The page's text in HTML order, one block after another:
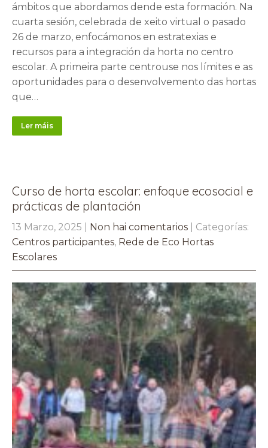
ámbitos que abordamos dende esta formación. Na
cuarta sesión, celebrada de xeito virtual o pasado
26 de marzo, enfocámonos en estratexias e
recursos para a integración da horta no centro
escolar. A primeira parte centrouse nos límites e as
oportunidades para o desenvolvemento das hortas
que…
Ler máis
Curso de horta escolar: enfoque ecosocial e
prácticas de plantación
13 Marzo, 2025 Non hai comentarios
| Categorías:
Centros participantes, Rede de Eco Hortas
Escolares